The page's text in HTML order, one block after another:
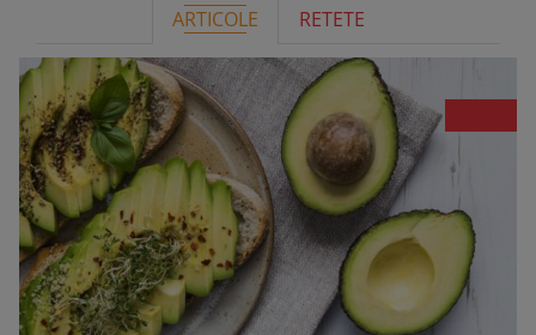
ARTICOLE RETETE